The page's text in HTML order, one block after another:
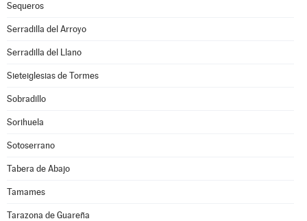
Sequeros
Serradilla del Arroyo
Serradilla del Llano
Sieteiglesias de Tormes
Sobradillo
Sorihuela
Sotoserrano
Tabera de Abajo
Tamames
Tarazona de Guareña